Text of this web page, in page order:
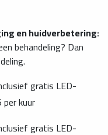
en huidverbetering:
behandeling? Dan
gratis LED-
kuur
gratis LED-